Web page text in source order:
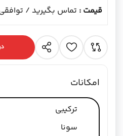
قیمت : تماس بگیرید /
امکانات
ترکیبی
سونا